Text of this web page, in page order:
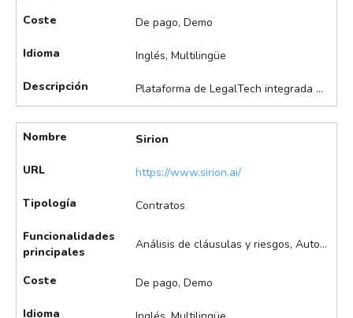
Coste De pago, Demo
Idioma Inglés, Multilingüe
Descripción Plataforma de LegalTech integrada en Microsoft Word para la creación, revisión y gestión de contratos. Utiliza IA para automatizar la revisión, sugerir cláusulas, analizar documentos y asistir en la redacción, mejorando la eficiencia y precisión en los procesos legales. Entre sus funcionalidades destacan: Draft, para la edición y revisión de contratos con acceso a términos y referencias cruzadas directamente en Microsoft Word; Vault, para la búsqueda semántica y gestión de precedentes y cláusulas en repositorios propios, con sugerencias de cláusulas relevantes y etiquetado automático, útil en patentes y protección del conocimiento; Proof, como prueba de lectura profesional automatizada, con cientos de controles de revisión; PDF, para el análisis y navegación de términos y referencias cruzadas en documentos PDF, y Enhance, como asistente de IA multiagente que asigna tareas específicas (resumen, redacción, soporte) dentro de Word.
Nombre Sirion
URL https://www.sirion.ai/
Tipología Contratos
Funcionalidades
principales
Análisis de cláusulas y riesgos, Automatización de flujos de trabajo, Gestión asistida de contratos, Monitorización de tendencias legales, Redacción asistida de contratos
Coste De pago, Demo
Idioma